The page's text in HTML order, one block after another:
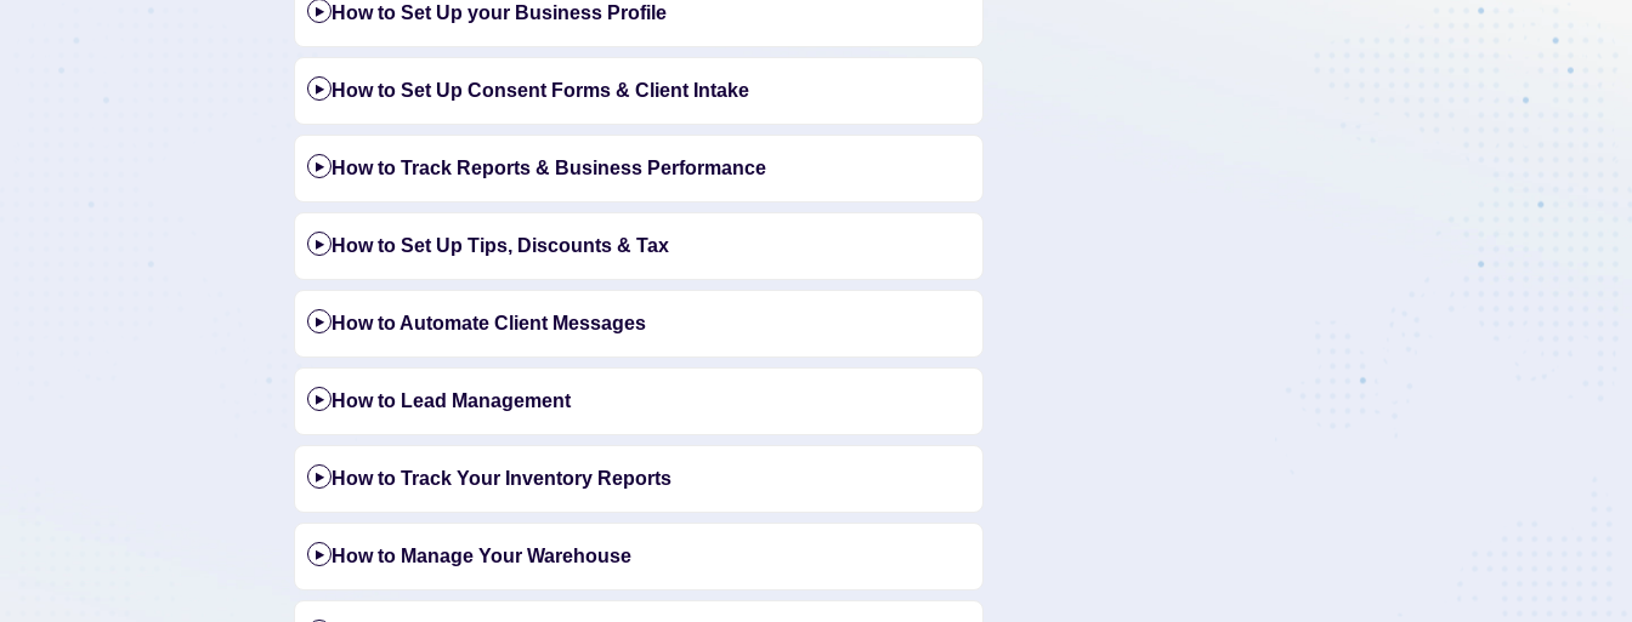
How to Set Up your Business Profile
How to Set Up Consent Forms & Client Intake
How to Track Reports & Business Performance
How to Set Up Tips, Discounts & Tax
How to Automate Client Messages
How to Lead Management
How to Track Your Inventory Reports
How to Manage Your Warehouse